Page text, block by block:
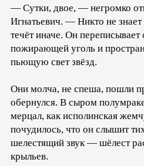
— Сутки, двое, — негромко
Игнатьевич. — Никто не
течёт иначе. Он
пожирающей уголь и
пьющую свет звёзд.
Они молча, не спеша, пошли
обернулся. В сыром
мерцал, как исполинская
почудилось, что он слышит
шелестящий звук — шёлест
крыльев.